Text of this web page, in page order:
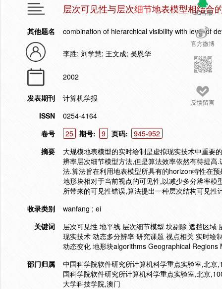
QQ客服
官方微博
反馈留言
层次可见性与层次细节地表模型相结合
其他题名 combination of hierarchical visibility with level of
李胜; 刘学慧; 王文成; 吴恩华
2002
发表期刊
计算机学报
ISSN
0254-4164
卷号
25 期号: 9 页码:
945-952
摘要
大规模地表模型的实时绘制是虚拟现实技术中重要
辨率层次细节模型方法,但是算法效率依然有待提
法.算法旨在利用地表模型所具有的horizon特性在
地形块相对于当前视点的可见性,以减少多分辨率
所带来的可见性错误,算法提出一种层次结构可见性
收录类别
wanfang ; ei
关键词
层次可见性 地平线 层次细节模型 块剔除 遮挡区
现实技术 动态多分辨率 研究课题 视点相关 实时绘
动态变化 地形块algorithms Geographical Regions
部门归属
中国科学院软件研究所计算机科学重点实验室,北
国科学院软件研究所计算机科学重点实验室,北京
大学科技学院,澳门